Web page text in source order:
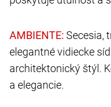
Secesia,
elegantné vidiecke
architektonický štýl.
a elegancie.